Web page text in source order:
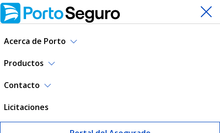
Acerca de Porto
Productos
Contacto
Licitaciones